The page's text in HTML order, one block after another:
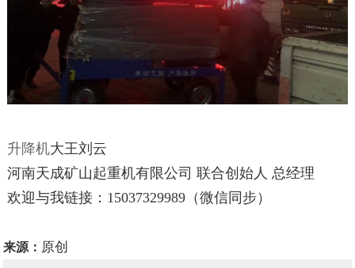
升降机大王刘云
河南天成矿山起重机有限公司 联合创始人 总经理
欢迎与我链接：15037329989（微信同步）
来源： 原创